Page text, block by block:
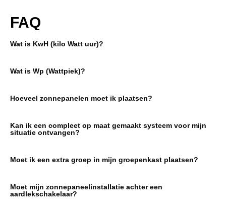
FAQ
Wat is KwH (kilo Watt uur)?
Wat is Wp (Wattpiek)?
Hoeveel zonnepanelen moet ik plaatsen?
Kan ik een compleet op maat gemaakt systeem voor mijn
situatie ontvangen?
Moet ik een extra groep in mijn groepenkast plaatsen?
Moet mijn zonnepaneelinstallatie achter een
aardlekschakelaar?